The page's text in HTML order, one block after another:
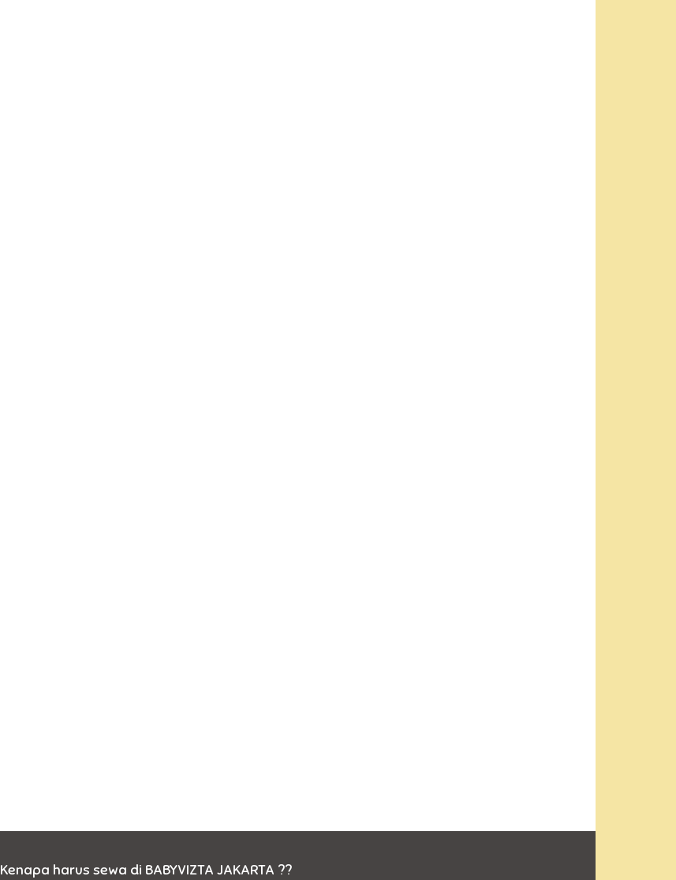
Kenapa harus sewa di BABYVIZTA JAKARTA ??